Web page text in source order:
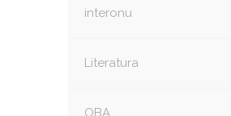
interonu
Literatura
OBA